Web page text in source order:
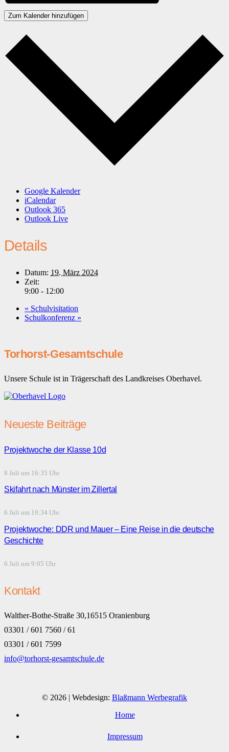
Zum Kalender hinzufügen
Google Kalender
iCalendar
Outlook 365
Outlook Live
Details
Datum: 19. März 2024
Zeit:
9:00 - 12:00
« Schulvisitation
Schulkonferenz »
Torhorst-Gesamtschule
Unsere Schule ist in Trägerschaft des Landkreises Oberhavel.
Neueste Beiträge
Projektwoche der Klasse 10d
8 Juli um 16:35 Uhr
Skifahrt nach Münster im Zillertal
6 Juli um 19:34 Uhr
Projektwoche: DDR und Mauer – Eine Reise in die deutsche
Geschichte
6 Juli um 9:05 Uhr
Kontakt
Walther-Bothe-Straße 30,16515 Oranienburg
03301 / 601 7560 / 61
03301 / 601 7599
info@torhorst-gesamtschule.de
© 2026 | Webdesign: Blaßmann Werbegrafik
Home
Impressum